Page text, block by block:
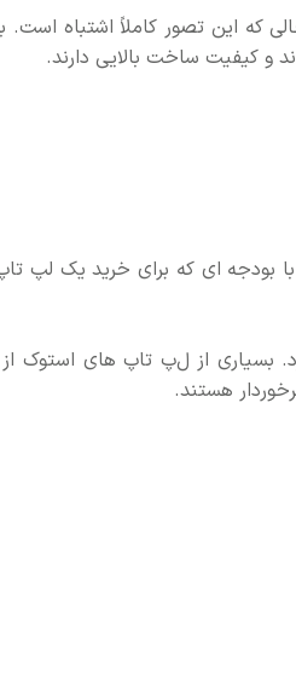
که این تصور کاملاً اشتباه
و کیفیت ساخت بالایی دارند.
ای که برای خرید یک لپ
بسیاری از لپ تاپ های استوک از
هستند.